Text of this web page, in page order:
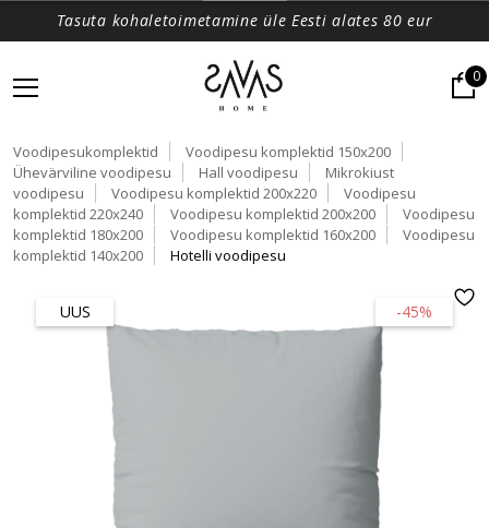
Tasuta kohaletoimetamine üle Eesti alates 80 eur
0
Voodipesukomplektid
Voodipesu komplektid 150x200
Ühevärviline voodipesu
Hall voodipesu
Mikrokiust
voodipesu
Voodipesu komplektid 200x220
Voodipesu
komplektid 220x240
Voodipesu komplektid 200x200
Voodipesu
komplektid 180x200
Voodipesu komplektid 160x200
Voodipesu
komplektid 140x200
Hotelli voodipesu
-45%
UUS